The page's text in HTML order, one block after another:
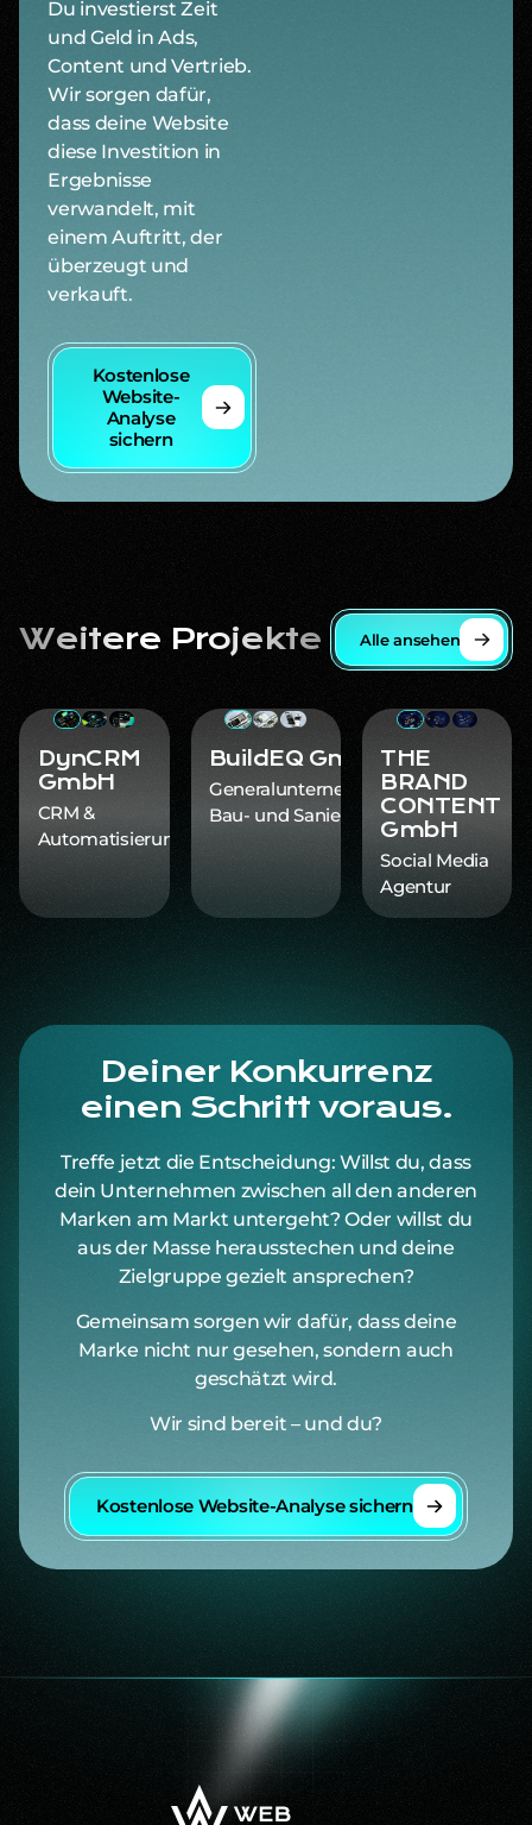
Du investierst Zeit
und Geld in Ads,
Content und Vertrieb.
Wir sorgen dafür,
dass deine Website
diese Investition in
Ergebnisse
verwandelt, mit
einem Auftritt, der
überzeugt und
verkauft.
Kostenlose
Website-
Analyse
sichern
Weitere Projekte Alle ansehen
DynCRM GmbH
DynCRM
GmbH
CRM &
Automatisierung
BuildEQ Gmbh
BuildEQ Gmbh
Generalunternehmen
Bau- und Sanierung
THE BRAND
THE
BRAND
CONTENT
GmbH
Social Media
Agentur
Deiner Konkurrenz
einen Schritt voraus.
Treffe jetzt die Entscheidung: Willst du, dass
dein Unternehmen zwischen all den anderen
Marken am Markt untergeht? Oder willst du
aus der Masse herausstechen und deine
Zielgruppe gezielt ansprechen?
Gemeinsam sorgen wir dafür, dass deine
Marke nicht nur gesehen, sondern auch
geschätzt wird.
Wir sind bereit – und du?
Kostenlose Website-Analyse sichern